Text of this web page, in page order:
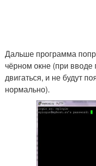
Дальше программа
чёрном окне (при вводе
двигаться, и не будут
нормально).